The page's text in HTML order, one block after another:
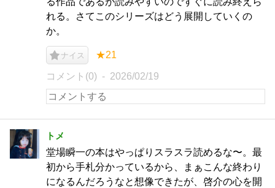
れる。さてこのシリーズはどう展開していくの
か。
ナイス ★21
コメント(0) 2026/02/19
トメ
堂場瞬一の本はやっぱりスラスラ読めるな〜。最
初から手札分かっているから、まぁこんな終わり
になるんだろうなと想像できたが、啓介の心を開